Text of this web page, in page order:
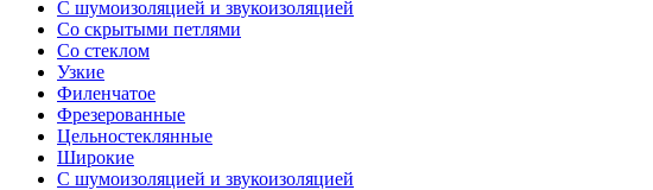
С шумоизоляцией и звукоизоляцией
Со скрытыми петлями
Со стеклом
Узкие
Филенчатое
Фрезерованные
Цельностеклянные
Широкие
С шумоизоляцией и звукоизоляцией